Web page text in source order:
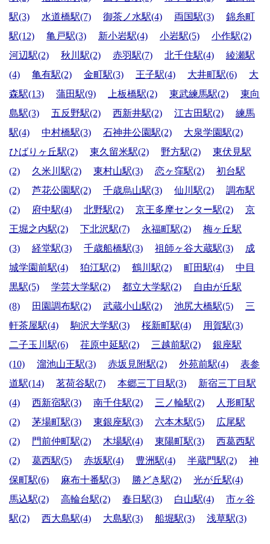
駅(3)
水道橋駅(7) 御茶ノ水駅(4) 両国駅(3)
錦糸町
駅(12)
亀戸駅(3) 新小岩駅(4) 小岩駅(5)
小作駅(2)
河辺駅(2)
秋川駅(2) 赤羽駅(7) 北千住駅(4)
綾瀬駅
(4)
亀有駅(2) 金町駅(3) 王子駅(4) 大井町駅(6)
大
森駅(13)
蒲田駅(9) 上板橋駅(2) 東武練馬駅(2)
東向
島駅(3)
五反野駅(2) 西新井駅(2) 江古田駅(2)
練馬
駅(4)
中村橋駅(3) 石神井公園駅(2)
大泉学園駅(2)
ひばりヶ丘駅(2)
東久留米駅(2) 野方駅(2)
東伏見駅
(2)
久米川駅(2) 東村山駅(3) 恋ヶ窪駅(2)
初台駅
(2)
芦花公園駅(2) 千歳烏山駅(3) 仙川駅(2)
調布駅
(2)
府中駅(4) 北野駅(2) 京王多摩センター駅(2)
京
王堀之内駅(2)
下北沢駅(7) 永福町駅(2)
梅ヶ丘駅
(3)
経堂駅(3) 千歳船橋駅(3) 祖師ヶ谷大蔵駅(3)
成
城学園前駅(4)
狛江駅(2) 鶴川駅(2) 町田駅(4)
中目
黒駅(5)
学芸大学駅(2) 都立大学駅(2)
自由が丘駅
(8)
田園調布駅(2) 武蔵小山駅(2) 池尻大橋駅(5)
三
軒茶屋駅(4)
駒沢大学駅(3) 桜新町駅(4)
用賀駅(3)
二子玉川駅(6)
荏原中延駅(2) 三越前駅(2)
銀座駅
(10)
溜池山王駅(3) 赤坂見附駅(2) 外苑前駅(4)
表参
道駅(14)
茗荷谷駅(7) 本郷三丁目駅(3)
新宿三丁目駅
(4)
西新宿駅(3) 南千住駅(2) 三ノ輪駅(2)
人形町駅
(2)
茅場町駅(3) 東銀座駅(3) 六本木駅(5)
広尾駅
(2)
門前仲町駅(2) 木場駅(4) 東陽町駅(3)
西葛西駅
(2)
葛西駅(5) 赤坂駅(4) 豊洲駅(4) 半蔵門駅(2)
神
保町駅(6)
麻布十番駅(3) 勝どき駅(2)
光が丘駅(4)
馬込駅(2)
高輪台駅(2) 春日駅(3) 白山駅(4)
市ヶ谷
駅(2)
西大島駅(4) 大島駅(3) 船堀駅(3) 浅草駅(3)